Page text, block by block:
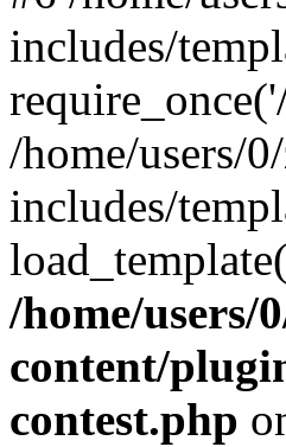
includes/
/home/users/
includes/
/home/users/
content/
contest.php